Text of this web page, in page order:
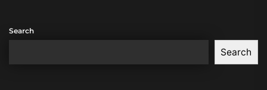
Search
Search